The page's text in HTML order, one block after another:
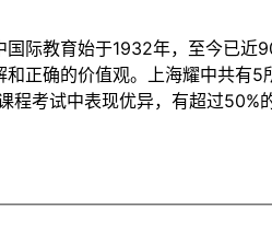
际教育始于1932年，至今已近
正确的价值观。上海耀中共有
考试中表现优异，有超过50%